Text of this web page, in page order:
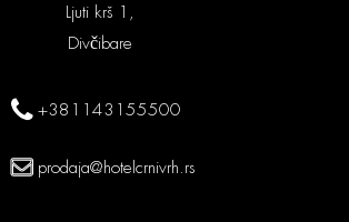
Ljuti krš 1,
Divčibare
+381143155500
prodaja@hotelcrnivrh.rs